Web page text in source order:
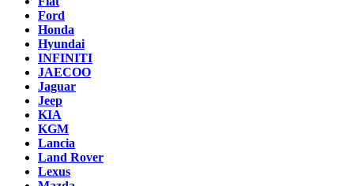
Ford
Honda
Hyundai
INFINITI
JAECOO
Jaguar
Jeep
KIA
KGM
Lancia
Land Rover
Lexus